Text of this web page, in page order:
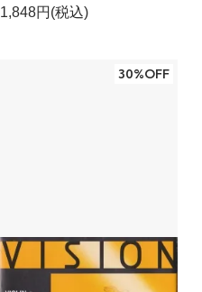
1,848円(税込)
30%OFF